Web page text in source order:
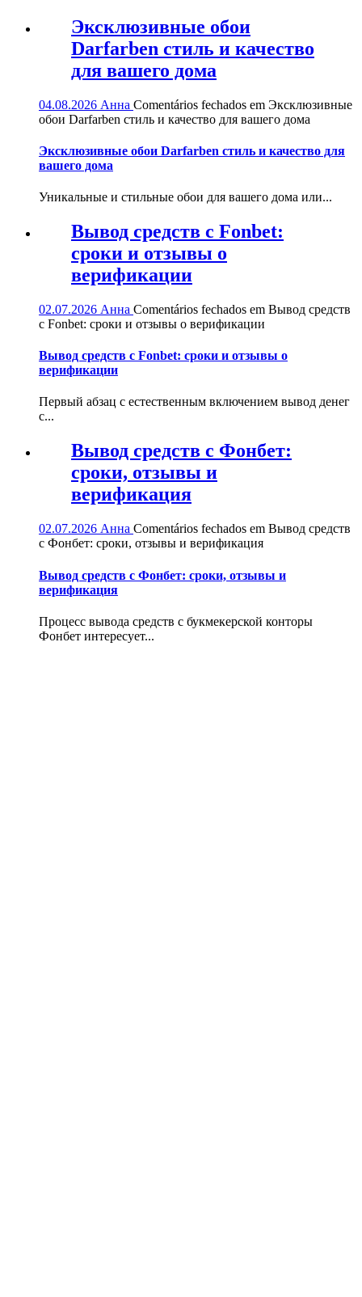
Эксклюзивные обои
Darfarben стиль и качество
для вашего дома
04.08.2026 Анна Comentários fechados em Эксклюзивные
обои Darfarben стиль и качество для вашего дома
Эксклюзивные обои Darfarben стиль и качество для
вашего дома
Уникальные и стильные обои для вашего дома или...
Вывод средств с Fonbet:
сроки и отзывы о
верификации
02.07.2026 Анна Comentários fechados em Вывод средств
с Fonbet: сроки и отзывы о верификации
Вывод средств с Fonbet: сроки и отзывы о
верификации
Первый абзац с естественным включением вывод денег
с...
Вывод средств с Фонбет:
сроки, отзывы и
верификация
02.07.2026 Анна Comentários fechados em Вывод средств
с Фонбет: сроки, отзывы и верификация
Вывод средств с Фонбет: сроки, отзывы и
верификация
Процесс вывода средств с букмекерской конторы
Фонбет интересует...